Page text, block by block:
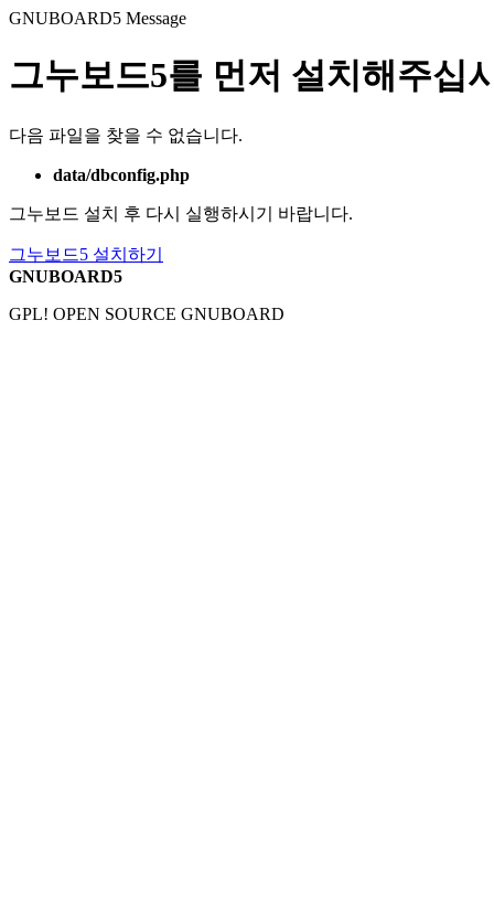
GNUBOARD5 Message
그누보드5를 먼저 설치해주십
다음 파일을 찾을 수 없습니다.
data/dbconfig.php
그누보드 설치 후 다시 실행하시기 바랍니다.
그누보드5 설치하기
GNUBOARD5
GPL! OPEN SOURCE GNUBOARD